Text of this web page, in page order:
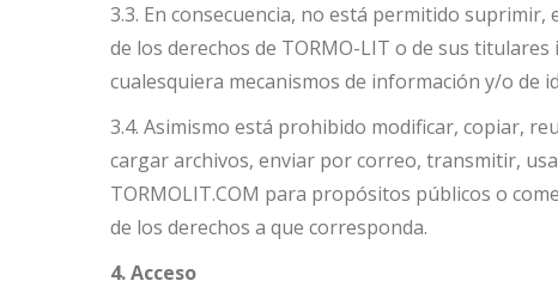
3.3. En consecuencia, no está permitido
de los derechos de TORMO-LIT o de sus
cualesquiera mecanismos de información y/o de
3.4. Asimismo está prohibido modificar, copiar,
cargar archivos, enviar por correo, transmitir,
TORMOLIT.COM para propósitos públicos o
de los derechos a que corresponda.
4. Acceso